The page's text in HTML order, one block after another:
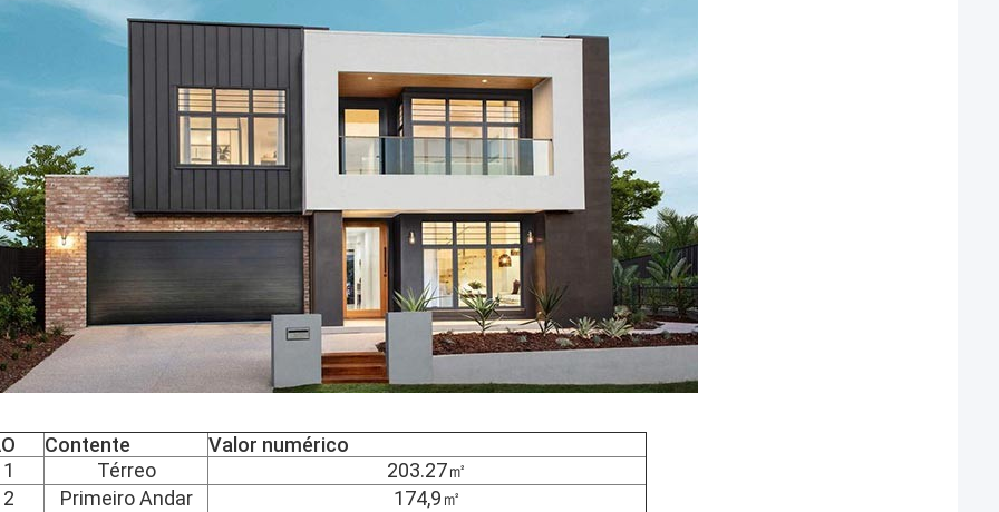
Contente
Valor numérico
1
Térreo
203.27㎡
2
Primeiro Andar
174,9㎡